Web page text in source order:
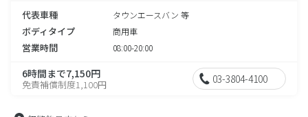
代表車種 タウンエースバン 等
ボディタイプ 商用車
営業時間 08:00-20:00
6時間まで7,150円
免責補償制度1,100円 03-3804-4100